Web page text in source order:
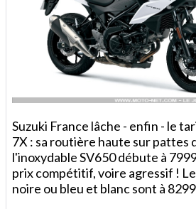
Suzuki France lâche - enfin - le
7X : sa routière haute sur pattes
l'inoxydable SV650 débute à
prix compétitif, voire agressif !
noire ou bleu et blanc sont à